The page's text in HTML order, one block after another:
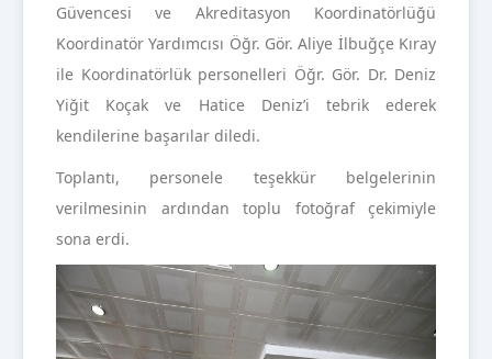
Güvencesi ve Akreditasyon Koordinatörlüğü
Koordinatör Yardımcısı Öğr. Gör. Aliye İlbuğçe Kıray
ile Koordinatörlük personelleri Öğr. Gör. Dr. Deniz
Yiğit Koçak ve Hatice Deniz’i tebrik ederek
kendilerine başarılar diledi.
Toplantı, personele teşekkür belgelerinin
verilmesinin ardından toplu fotoğraf çekimiyle
sona erdi.